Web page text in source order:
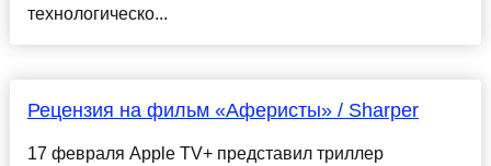
технологическо...
Рецензия на фильм «Аферисты» / Sharper
17 февраля Apple TV+ представил триллер